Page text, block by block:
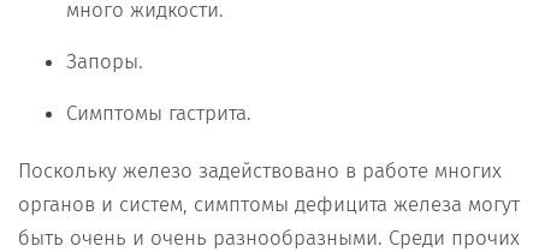
много жидкости.
Запоры.
Симптомы гастрита.
Поскольку железо задействовано в работе многих
органов и систем, симптомы дефицита железа могут
быть очень и очень разнообразными. Среди прочих